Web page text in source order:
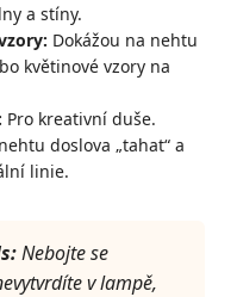
a stíny.
Dokážou na nehtu
květinové vzory na
Pro kreativní duše.
doslova „tahat“ a
linie.
Nebojte se
v lampě,